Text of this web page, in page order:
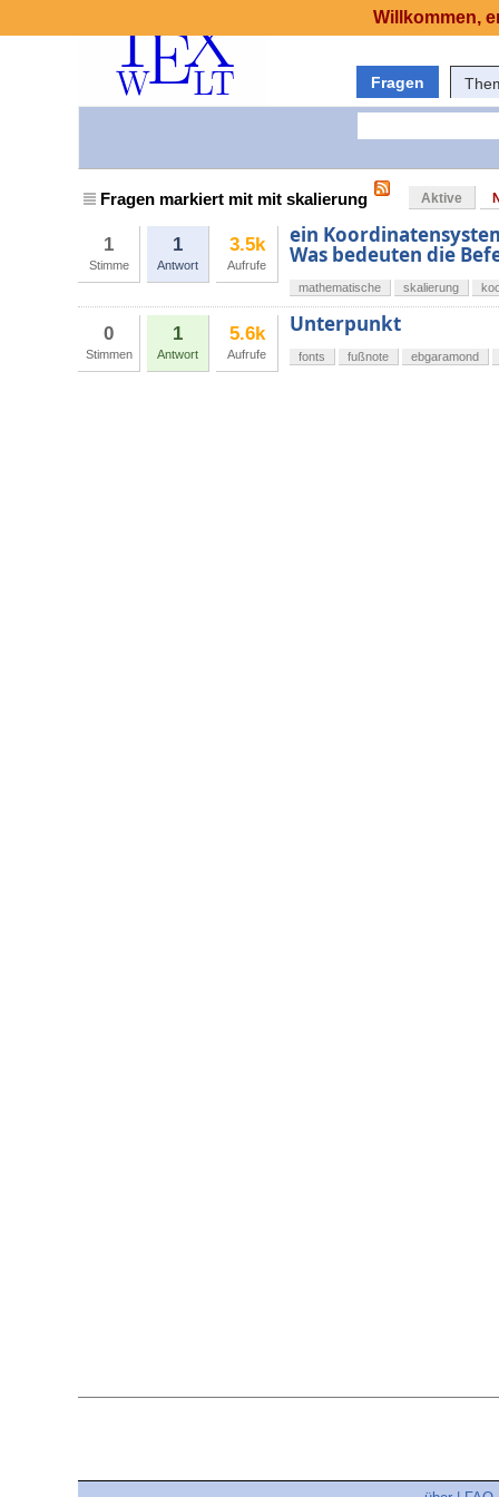
Fragen
Fragen markiert mit mit skalierung Aktive
1
Stimme
1
Antwort
3.5k
Aufrufe
ein
Was bedeuten die
mathematische skalierung
0
Stimmen
1
Antwort
5.6k
Aufrufe
Unterpunkt
fonts fußnote ebgaramond
Willkommen,